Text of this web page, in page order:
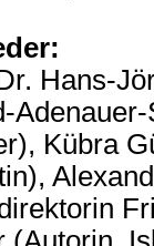
Hans-
Kübra